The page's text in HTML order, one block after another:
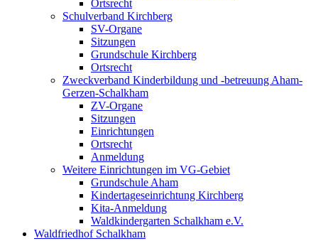
Ortsrecht
Schulverband Kirchberg
SV-Organe
Sitzungen
Grundschule Kirchberg
Ortsrecht
Zweckverband Kinderbildung und -betreuung Aham-
Gerzen-Schalkham
ZV-Organe
Sitzungen
Einrichtungen
Ortsrecht
Anmeldung
Weitere Einrichtungen im VG-Gebiet
Grundschule Aham
Kindertageseinrichtung Kirchberg
Kita-Anmeldung
Waldkindergarten Schalkham e.V.
Waldfriedhof Schalkham